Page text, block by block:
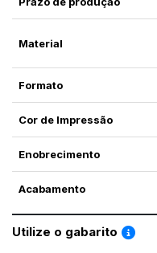
Material
Formato
Cor de Impressão
Enobrecimento
Acabamento
Utilize o gabarito